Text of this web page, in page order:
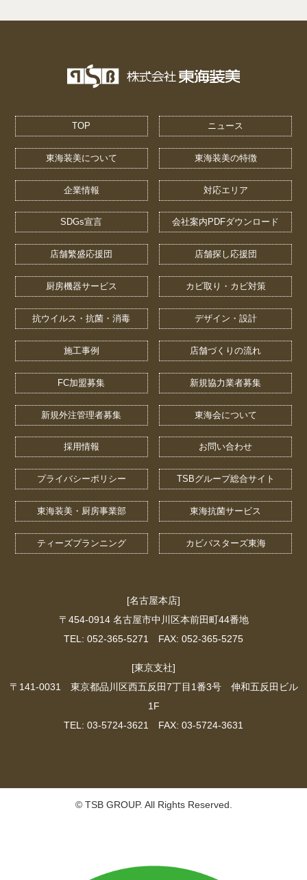
TOP ニュース
東海装美について 東海装美の特徴
企業情報 対応エリア
SDGs宣言 会社案内PDFダウンロード
店舗繁盛応援団 店舗探し応援団
厨房機器サービス カビ取り・カビ対策
抗ウイルス・抗菌・消毒 デザイン・設計
施工事例 店舗づくりの流れ
FC加盟募集 新規協力業者募集
新規外注管理者募集 東海会について
採用情報 お問い合わせ
プライバシーポリシー TSBグループ総合サイト
東海装美・厨房事業部 東海抗菌サービス
ティーズプランニング カビバスターズ東海
[名古屋本店]
〒454-0914 名古屋市中川区本前田町44番地
TEL: 052-365-5271 FAX: 052-365-5275
[東京支社]
〒141-0031 東京都品川区西五反田7丁目1番3号 伸和五反田ビル
1F
TEL: 03-5724-3621 FAX: 03-5724-3631
© TSB GROUP. All Rights Reserved.